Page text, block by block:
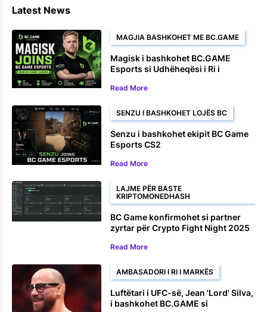
Latest News
MAGJIA BASHKOHET ME BC.GAME
Magisk i bashkohet BC.GAME
Esports si Udhëheqësi i Ri i
Read More
SENZU I BASHKOHET LOJËS BC
Senzu i bashkohet ekipit BC Game
Esports CS2
Read More
LAJME PËR BASTE
KRIPTOMONEDHASH
BC Game konfirmohet si partner
zyrtar për Crypto Fight Night 2025
Read More
AMBASADORI I RI I MARKËS
Luftëtari i UFC-së, Jean 'Lord' Silva,
i bashkohet BC.GAME si